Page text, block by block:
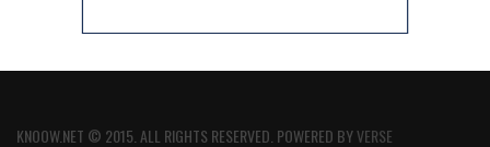
KNOOW.NET © 2015. ALL RIGHTS RESERVED. POWERED BYVERSE